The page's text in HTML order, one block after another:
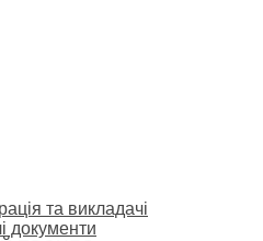
та викладачі
документи